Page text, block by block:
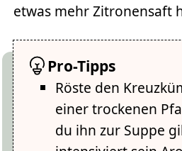
etwas mehr Zitronensaft
Pro-Tipps
Röste den
einer trockenen
du ihn zur Suppe